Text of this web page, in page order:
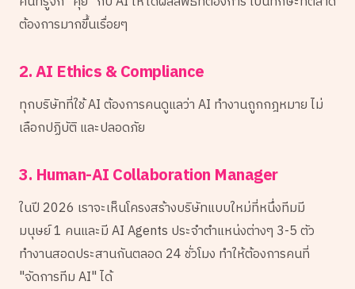
ต้องการมากขึ้นเรื่อยๆ
2. AI Ethics & Compliance
ทุกบริษัทที่ใช้ AI ต้องการคนดูแลว่า AI ทำงานถูกกฎหมาย ไม่
เลือกปฏิบัติ และปลอดภัย
3. Human-AI Collaboration Manager
ในปี 2026 เราจะเห็นโครงสร้างบริษัทแบบใหม่ที่หนึ่งทีมมี
มนุษย์ 1 คนและมี AI Agents ประจำตำแหน่งต่างๆ 3-5 ตัว
ทำงานสอดประสานกันตลอด 24 ชั่วโมง ทำให้ต้องการคนที่
"จัดการทีม AI" ได้